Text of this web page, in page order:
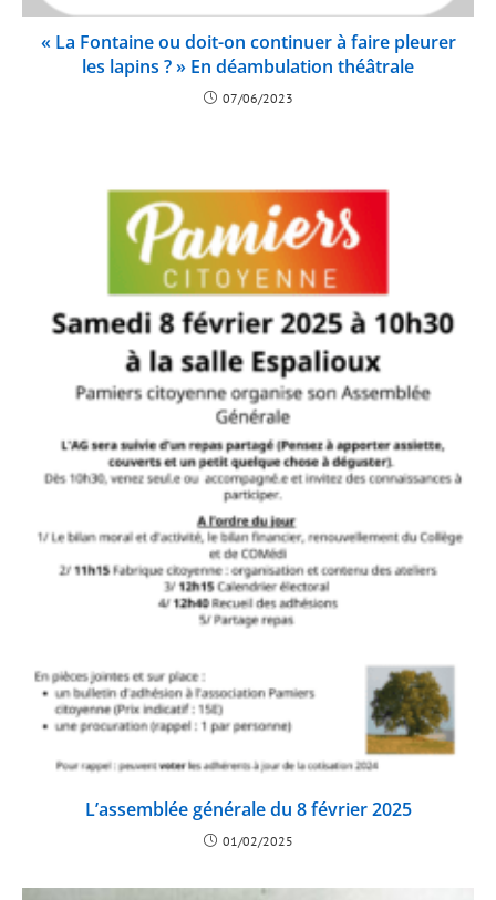
« La Fontaine ou doit-on continuer à faire pleurer
les lapins ? » En déambulation théâtrale
07/06/2023
L’assemblée générale du 8 février 2025
01/02/2025